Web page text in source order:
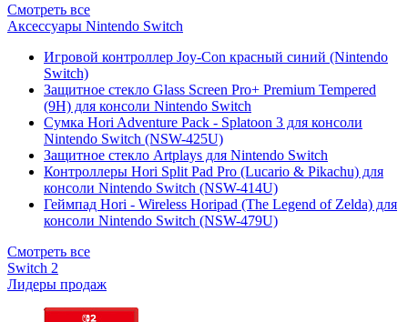
Смотреть все
Аксессуары Nintendo Switch
Игровой контроллер Joy-Con красный синий (Nintendo
Switch)
Защитное стекло Glass Screen Pro+ Premium Tempered
(9H) для консоли Nintendo Switch
Сумка Hori Adventure Pack - Splatoon 3 для консоли
Nintendo Switch (NSW-425U)
Защитное стекло Artplays для Nintendo Switch
Контроллеры Hori Split Pad Pro (Lucario & Pikachu) для
консоли Nintendo Switch (NSW-414U)
Геймпад Hori - Wireless Horipad (The Legend of Zelda) для
консоли Nintendo Switch (NSW-479U)
Смотреть все
Switch 2
Лидеры продаж